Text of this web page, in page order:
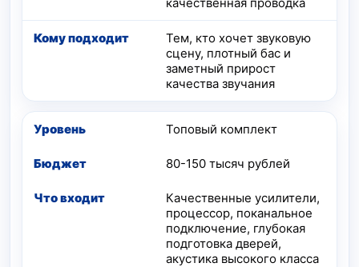
Тем, кто хочет звуковую
сцену, плотный бас и
заметный прирост
качества звучания
Топовый комплект
80-150 тысяч рублей
Качественные усилители,
процессор, поканальное
подключение, глубокая
подготовка дверей,
акустика высокого класса